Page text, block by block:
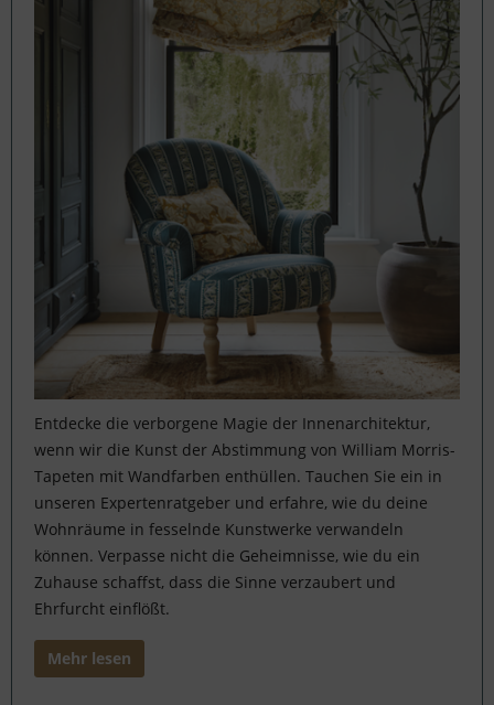
Entdecke die verborgene Magie der Innenarchitektur,
wenn wir die Kunst der Abstimmung von William Morris-
Tapeten mit Wandfarben enthüllen. Tauchen Sie ein in
unseren Expertenratgeber und erfahre, wie du deine
Wohnräume in fesselnde Kunstwerke verwandeln
können. Verpasse nicht die Geheimnisse, wie du ein
Zuhause schaffst, dass die Sinne verzaubert und
Ehrfurcht einflößt.
Mehr lesen